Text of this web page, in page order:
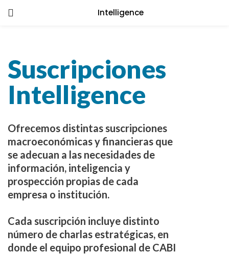
Intelligence
Suscripciones
Intelligence
Ofrecemos distintas suscripciones
macroeconómicas y financieras que
se adecuan a las necesidades de
información, inteligencia y
prospección propias de cada
empresa o institución.
Cada suscripción incluye distinto
número de charlas estratégicas, en
donde el equipo profesional de CABI
login.
Login
Lost password?